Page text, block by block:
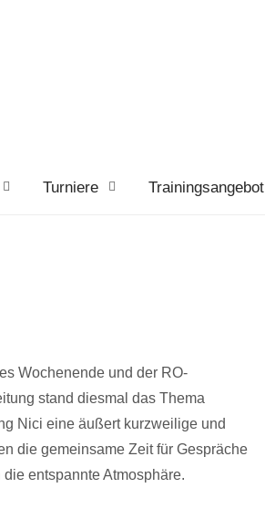
Turniere Trainingsangebot
Wochenende und der RO-
stand diesmal das Thema
Nici eine äußert kurzweilige und
die gemeinsame Zeit für Gespräche
entspannte Atmosphäre.